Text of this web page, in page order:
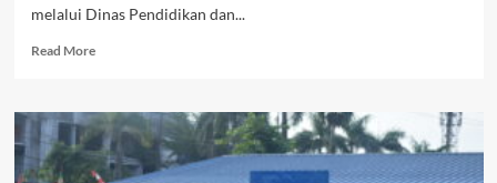
melalui Dinas Pendidikan dan...
Read MoreRead
UPT
SMP
Negeri
9